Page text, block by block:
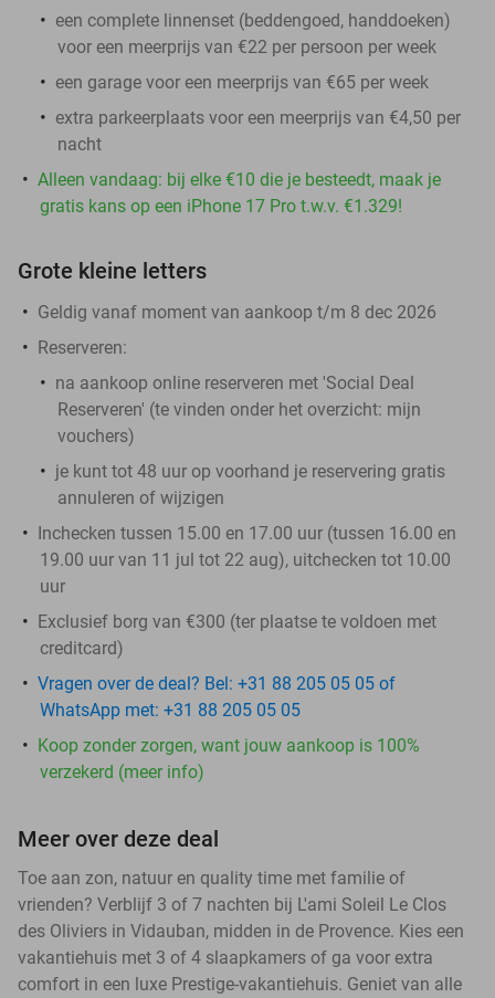
een complete linnenset (beddengoed, handdoeken)
voor een meerprijs van €22 per persoon per week
een garage voor een meerprijs van €65 per week
extra parkeerplaats voor een meerprijs van €4,50 per
nacht
Alleen vandaag: bij elke €10 die je besteedt, maak je
gratis kans op een iPhone 17 Pro t.w.v. €1.329!
Grote kleine letters
Geldig vanaf moment van aankoop t/m 8 dec 2026
Reserveren:
na aankoop online reserveren met 'Social Deal
Reserveren' (te vinden onder het overzicht: mijn
vouchers)
je kunt tot 48 uur op voorhand je reservering gratis
annuleren of wijzigen
Inchecken tussen 15.00 en 17.00 uur (tussen 16.00 en
19.00 uur van 11 jul tot 22 aug), uitchecken tot 10.00
uur
Exclusief borg van €300 (ter plaatse te voldoen met
creditcard)
Vragen over de deal? Bel: +31 88 205 05 05 of
WhatsApp met: +31 88 205 05 05
Koop zonder zorgen, want jouw aankoop is 100%
verzekerd (meer info)
Meer over deze deal
Toe aan zon, natuur en quality time met familie of
vrienden? Verblijf 3 of 7 nachten bij L'ami Soleil Le Clos
des Oliviers in Vidauban, midden in de Provence. Kies een
vakantiehuis met 3 of 4 slaapkamers of ga voor extra
comfort in een luxe Prestige-vakantiehuis. Geniet van alle